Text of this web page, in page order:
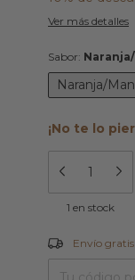
Ver más detalles
Sabor:
Naranja/
¡No te lo
1 en stock
Envío gratis
Envío gratis